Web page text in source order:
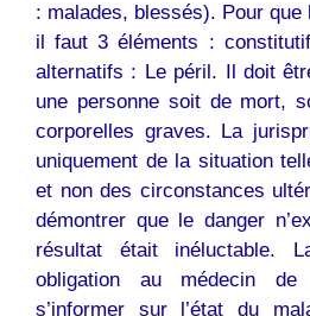
: malades, blessés). Pour
il faut 3 éléments :
alternatifs : Le péril. Il doit
une personne soit de mort,
corporelles graves. La
uniquement de la situation
et non des circonstances
démontrer que le danger
résultat était inéluctable.
obligation au médecin
s’informer sur l’état du